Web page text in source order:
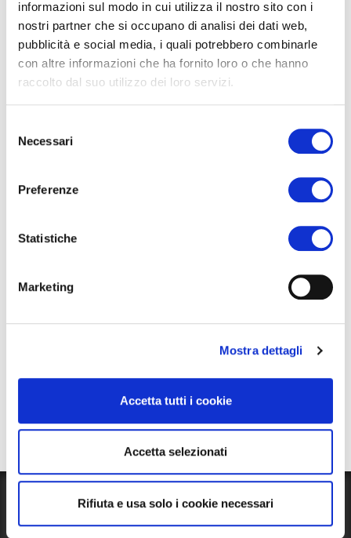
informazioni sul modo in cui utilizza il nostro sito con i
nostri partner che si occupano di analisi dei dati web,
pubblicità e social media, i quali potrebbero combinarle
con altre informazioni che ha fornito loro o che hanno
raccolto dal suo utilizzo dei loro servizi.
delNecessari
Preferenze
Statistiche
Marketing
Mostra dettagli
Accetta tutti i cookie
Accetta selezionati
Rifiuta e usa solo i cookie necessari
gratis.
A kirándulásokra szóló részvételi jegyek az indulást
megelőző napon megvásárolhatóak a Customer Care
A kirándulások június, júliusban és augusztusban kerülnek
megszervezésre, amennyiben a jelentkezők száma eléri a
Blog